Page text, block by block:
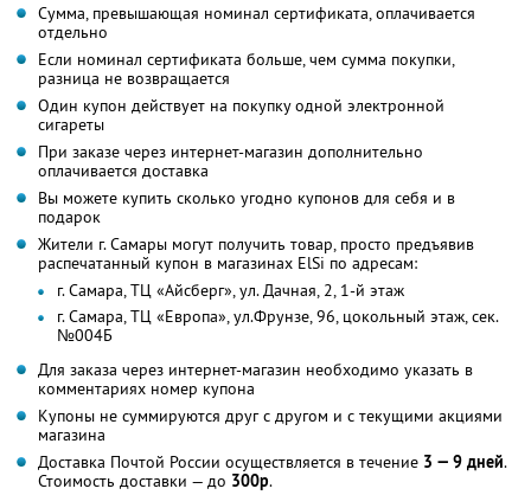
Сумма, превышающая номинал сертификата, оплачивается
отдельно
Если номинал сертификата больше, чем сумма покупки,
разница не возвращается
Один купон действует на покупку одной электронной
сигареты
При заказе через интернет-магазин дополнительно
оплачивается доставка
Вы можете купить сколько угодно купонов для себя и в
подарок
Жители г. Самары могут получить товар, просто предъявив
распечатанный купон в магазинах ElSi по адресам:
г. Самара, ТЦ «Айсберг», ул. Дачная, 2, 1-й этаж
г. Самара, ТЦ «Европа», ул.Фрунзе, 96, цокольный этаж, сек.
№004Б
Для заказа через интернет-магазин необходимо указать в
комментариях номер купона
Купоны не суммируются друг с другом и с текущими акциями
магазина
Доставка Почтой России осуществляется в течение 3 — 9 дней.
Стоимость доставки — до 300р.